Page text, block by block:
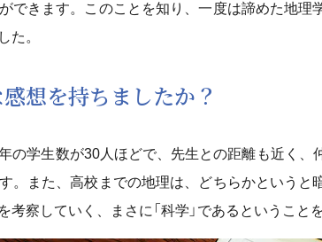
できます。このことを知り、一度は諦めた地理
た。
感想を持ちましたか？
の学生数が30人ほどで、先生との距離も近く、
。また、高校までの地理は、どちらかというと
考察していく、まさに「科学」であるということ